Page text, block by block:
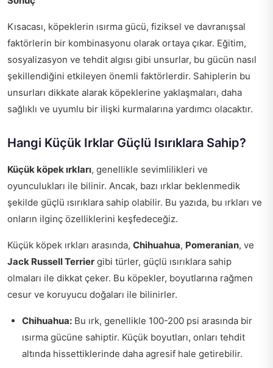
Kısacası, köpeklerin ısırma gücü, fiziksel ve davranışsal
faktörlerin bir kombinasyonu olarak ortaya çıkar. Eğitim,
sosyalizasyon ve tehdit algısı gibi unsurlar, bu gücün nasıl
şekillendiğini etkileyen önemli faktörlerdir. Sahiplerin bu
unsurları dikkate alarak köpeklerine yaklaşmaları, daha
sağlıklı ve uyumlu bir ilişki kurmalarına yardımcı olacaktır.
Hangi Küçük Irklar Güçlü Isırıklara Sahip?
Küçük köpek ırkları, genellikle sevimlilikleri ve
oyunculukları ile bilinir. Ancak, bazı ırklar beklenmedik
şekilde güçlü ısırıklara sahip olabilir. Bu yazıda, bu ırkları ve
onların ilginç özelliklerini keşfedeceğiz.
Küçük köpek ırkları arasında, Chihuahua, Pomeranian, ve
Jack Russell Terrier gibi türler, güçlü ısırıklara sahip
olmaları ile dikkat çeker. Bu köpekler, boyutlarına rağmen
cesur ve koruyucu doğaları ile bilinirler.
Chihuahua: Bu ırk, genellikle 100-200 psi arasında bir
ısırma gücüne sahiptir. Küçük boyutları, onları tehdit
altında hissettiklerinde daha agresif hale getirebilir.